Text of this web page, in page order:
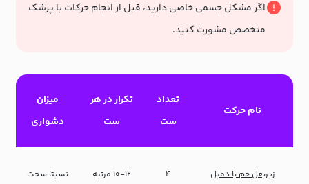
اگر مشکل جسمی خاصی دارید، قبل از انجام حرکات با پزشک
متخصص مشورت کنید.
نام حرکت
تعداد
ست
تکرار در هر
ست
میزان
دشواری
زیربغل خم با دمبل ۴ ۱۰-۱۲ مرتبه نسبتا سخت